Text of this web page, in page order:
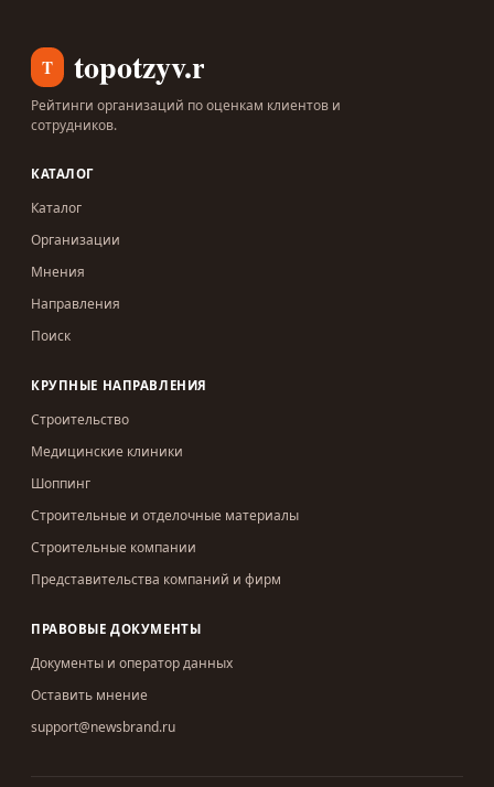
T topotzyv.ru
Рейтинги организаций по оценкам клиентов и
сотрудников.
КАТАЛОГ
Каталог
Организации
Мнения
Направления
Поиск
КРУПНЫЕ НАПРАВЛЕНИЯ
Строительство
Медицинские клиники
Шоппинг
Строительные и отделочные материалы
Строительные компании
Представительства компаний и фирм
ПРАВОВЫЕ ДОКУМЕНТЫ
Документы и оператор данных
Оставить мнение
support@newsbrand.ru